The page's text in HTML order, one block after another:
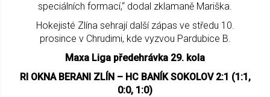
speciálních formací,“ dodal zklamaně Mariška.
Hokejisté Zlína sehrají další zápas ve středu 10.
prosince v Chrudimi, kde vyzvou Pardubice B.
Maxa Liga předehrávka 29. kola
RI OKNA BERANI ZLÍN – HC BANÍK SOKOLOV 2:1 (1:1,
0:0, 1:0)